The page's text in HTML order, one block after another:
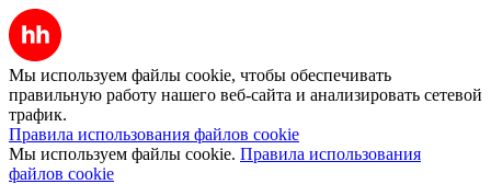
Мы используем файлы cookie, чтобы обеспечивать
правильную работу нашего веб-сайта и анализировать сетевой
трафик.
Правила использования файлов cookie
Мы используем файлы cookie. Правила использования
файлов cookie